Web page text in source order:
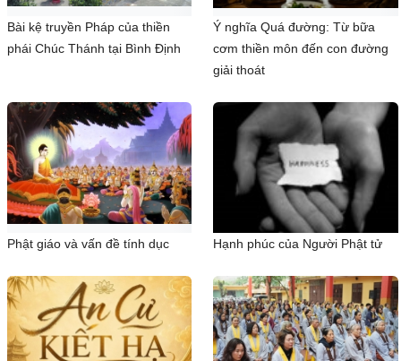
Bài kệ truyền Pháp của thiền
phái Chúc Thánh tại Bình Định
Ý nghĩa Quá đường: Từ bữa
cơm thiền môn đến con đường
giải thoát
Phật giáo và vấn đề tính dục Hạnh phúc của Người Phật tử